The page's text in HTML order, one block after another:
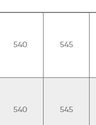
540 545
540 545